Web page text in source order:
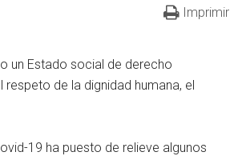
Imprimir
un Estado social de derecho
de la dignidad humana, el
19 ha puesto de relieve algunos